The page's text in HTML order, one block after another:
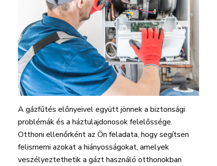
A gázfűtés előnyeivel együtt jönnek a biztonsági
problémák és a háztulajdonosok felelőssége.
Otthoni ellenőrként az Ön feladata, hogy segítsen
felismerni azokat a hiányosságokat, amelyek
veszélyeztethetik a gázt használó otthonokban